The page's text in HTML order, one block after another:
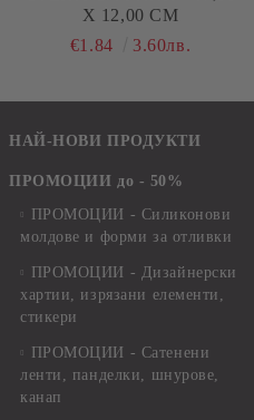
Х 12,00 СМ
€1.84
3.60лв.
НАЙ-НОВИ ПРОДУКТИ
ПРОМОЦИИ до - 50%
ПРОМОЦИИ - Силиконови
молдове и форми за отливки
ПРОМОЦИИ - Дизайнерски
хартии, изрязани елементи,
стикери
ПРОМОЦИИ - Сатенени
ленти, панделки, шнурове,
канап